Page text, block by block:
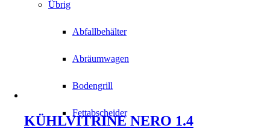
Übrig
Abfallbehälter
Abräumwagen
Bodengrill
Fettabscheider
KÜHLVITRINE NERO 1.4